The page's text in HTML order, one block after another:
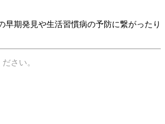
期発見や生活習慣病の予防に繋がったり
さい。